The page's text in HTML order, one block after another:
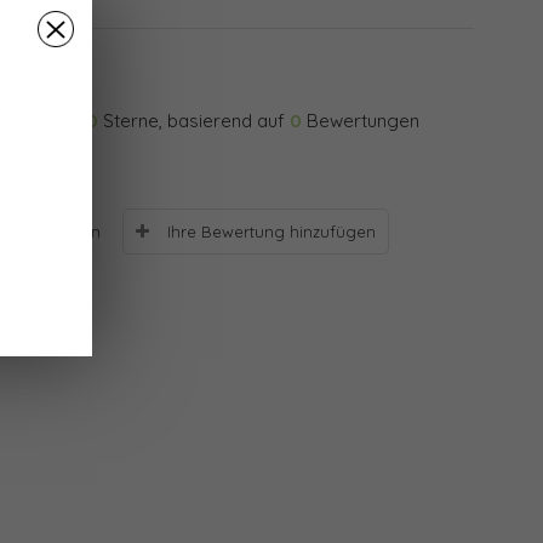
0 Sterne, basierend auf 0 Bewertungen
Bewertungen Ihre Bewertung hinzufügen